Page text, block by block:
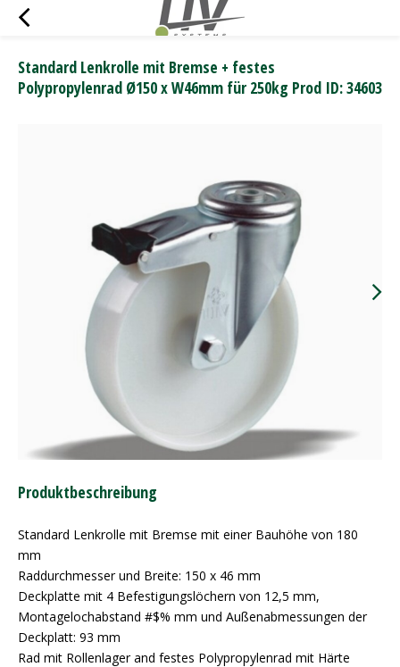
Standard Lenkrolle mit Bremse + festes
Polypropylenrad Ø150 x W46mm für 250kg Prod ID: 34603
Produktbeschreibung
Standard Lenkrolle mit Bremse mit einer Bauhöhe von 180
mm
Raddurchmesser und Breite: 150 x 46 mm
Deckplatte mit 4 Befestigungslöchern von 12,5 mm,
Montagelochabstand #$% mm und Außenabmessungen der
Deckplatt: 93 mm
Rad mit Rollenlager and festes Polypropylenrad mit Härte